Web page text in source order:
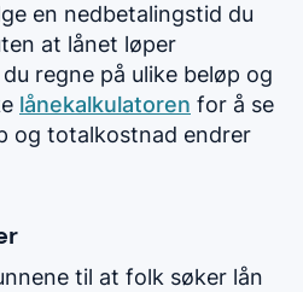
en nedbetalingstid du
at lånet løper
regne på ulike beløp og
lånekalkulatoren for å se
og totalkostnad endrer
til at folk søker lån